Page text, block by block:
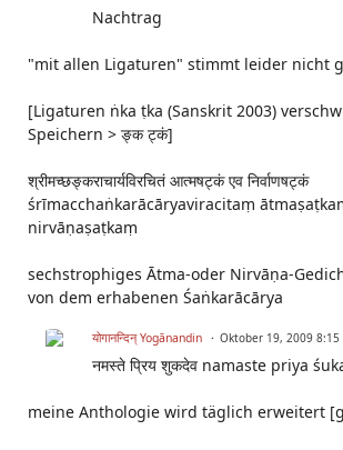
Nachtrag
"mit allen Ligaturen" stimmt leider nicht
[Ligaturen ṅka ṭka (Sanskrit 2003)
Speichern > ङ्क ट्कं]
श्रीमच्छङ्कराचार्यविरचितं आत्मषट्कं एव निर्वाणषट्कं
śrīmacchaṅkarācāryaviracitaṃ
nirvāṇaṣaṭkaṃ
sechstrophiges Ātma-oder Nirvāṇa-
von dem erhabenen Śaṅkarācārya
योगानन्दिन् Yogānandin Oktober 19, 2009 8:15
नमस्ते प्रिय शुकदेव namaste priya
meine Anthologie wird täglich erweitert